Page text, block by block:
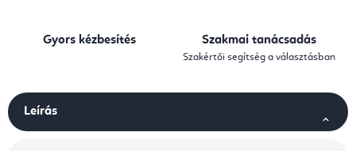
Gyors kézbesítés Szakmai tanácsadás
Szakértői segítség a választásban
Leírás